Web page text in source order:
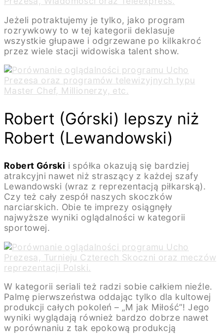
Jeżeli potraktujemy je tylko, jako program
rozrywkowy to w tej kategorii deklasuje
wszystkie głupawe i odgrzewane po kilkakroć
przez wiele stacji widowiska talent show.
Robert (Górski) lepszy niż
Robert (Lewandowski)
Robert Górski i spółka okazują się bardziej
atrakcyjni nawet niż straszący z każdej szafy
Lewandowski (wraz z reprezentacją piłkarską).
Czy też cały zespół naszych skoczków
narciarskich. Obie te imprezy osiągnęły
najwyższe wyniki oglądalności w kategorii
sportowej.
W kategorii seriali też radzi sobie całkiem nieźle.
Palmę pierwszeństwa oddając tylko dla kultowej
produkcji całych pokoleń – „M jak Miłość”! Jego
wyniki wyglądają również bardzo dobrze nawet
w porównaniu z tak epokową produkcją